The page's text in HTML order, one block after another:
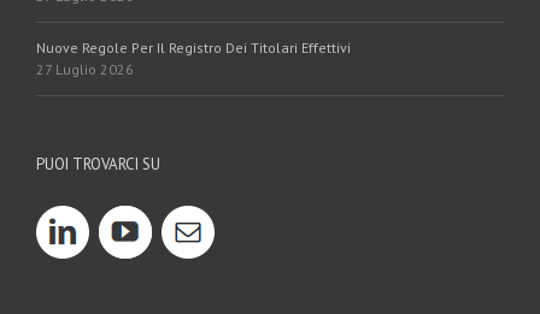
Nuove Regole Per Il Registro Dei Titolari Effettivi
27 Luglio 2026
PUOI TROVARCI SU